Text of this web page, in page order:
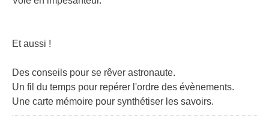
Et aussi !
Des conseils pour se rêver astronaute.
Un fil du temps pour repérer l'ordre des évènements.
Une carte mémoire pour synthétiser les savoirs.